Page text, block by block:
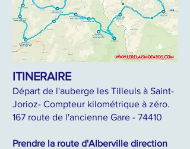
ITINERAIRE
Départ de l'auberge les Tilleuls à Saint-
Jorioz- Compteur kilométrique à zéro.
167 route de l'ancienne Gare - 74410
Prendre la route d'Alberville direction